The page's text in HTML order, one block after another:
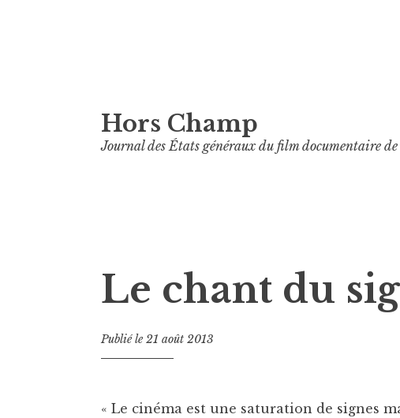
au
contenu
Hors Champ
Journal des États généraux du film documentaire de
Le chant du
Publié le21 août 2013
« Le cinéma est une saturation de signes